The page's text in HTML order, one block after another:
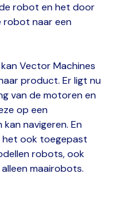
robot en het door
robot naar een
Vector Machines
product. Er ligt nu
van de motoren en
op een
navigeren. En
het ook toegepast
robots, ook
maairobots.